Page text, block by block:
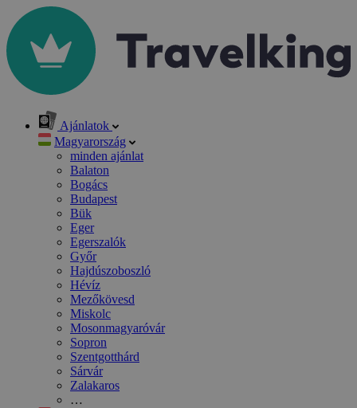
Ajánlatok
Magyarország
minden ajánlat
Balaton
Bogács
Budapest
Bük
Eger
Egerszalók
Győr
Hajdúszoboszló
Hévíz
Mezőkövesd
Miskolc
Mosonmagyaróvár
Sopron
Szentgotthárd
Sárvár
Zalakaros
…